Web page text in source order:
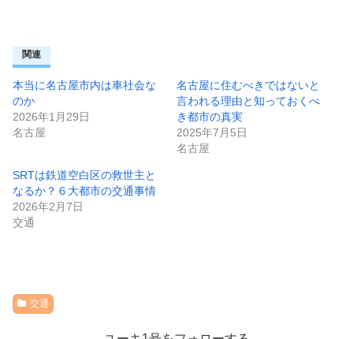
関連
本当に名古屋市内は車社会な
のか
2026年1月29日
名古屋
名古屋に住むべきではないと
言われる理由と知っておくべ
き都市の真実
2025年7月5日
名古屋
SRTは鉄道空白区の救世主と
なるか？６大都市の交通事情
2026年2月7日
交通
交通